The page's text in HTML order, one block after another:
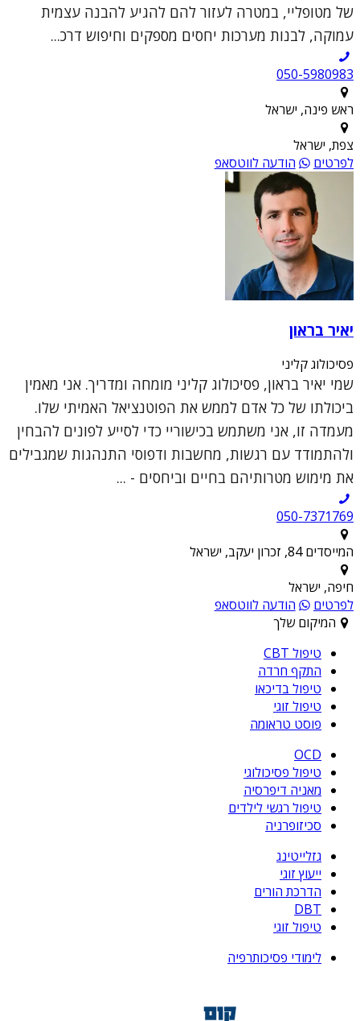
של מטופליי, במטרה לעזור להם להגיע להבנה עצמית
עמוקה, לבנות מערכות יחסים מספקים וחיפוש דרכ...
050-5980983
ראש פינה, ישראל
צפת, ישראל
לפרטים
הודעה לווטסאפ
יאיר בראון
פסיכולוג קליני
שמי יאיר בראון, פסיכולוג קליני מומחה ומדריך. אני מאמין
ביכולתו של כל אדם לממש את הפוטנציאל האמיתי שלו.
מעמדה זו, אני משתמש בכישוריי כדי לסייע לפונים להבחין
ולהתמודד עם רגשות, מחשבות ודפוסי התנהגות שמגבילים
את מימוש מטרותיהם בחיים וביחסים - ...
050-7371769
המייסדים 84, זכרון יעקב, ישראל
חיפה, ישראל
לפרטים
הודעה לווטסאפ
המיקום שלך
טיפול CBT
התקף חרדה
טיפול בדיכאו
טיפול זוגי
פוסט טראומה
OCD
טיפול פסיכולוגי
מאניה דיפרסיה
טיפול רגשי לילדים
סכיזופרניה
גזלייטינג
ייעוץ זוגי
הדרכת הורים
DBT
טיפול זוגי
לימודי פסיכותרפיה